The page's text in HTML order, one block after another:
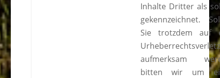
Inhalte Dritter als
gekennzeichnet.
Sie trotzdem auf
aufmerksam
bitten wir um